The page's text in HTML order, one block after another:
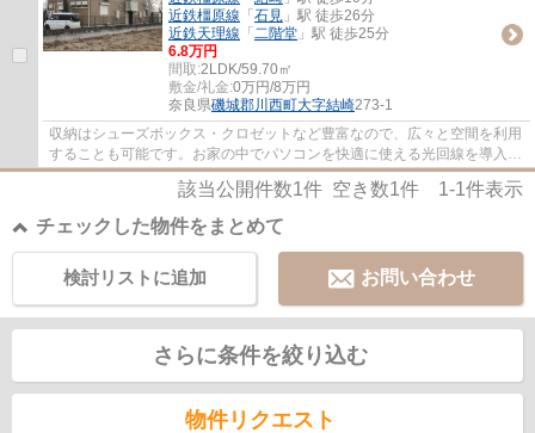
近鉄橿原線 「 石見 」駅 徒歩26分
近鉄天理線 「 二階堂 」駅 徒歩25分
6.8万円
間取:2LDK/59.70㎡
敷金/礼金:0万円/8万円
奈良県磯城郡川西町大字結崎273-1
収納はシューズボックス・クロゼットなど豊富なので、広々と空間を利用
することも可能です。お家の中でパソコンを快適に使える光回線を導入し
ています。磯城郡川西町は住環境が充実し...
該当公開件数1件 空き数1件 1-1件表示
チェックした物件をまとめて
お問い合わせ
検討リストに追加
さらに条件を絞り込む
物件リクエスト